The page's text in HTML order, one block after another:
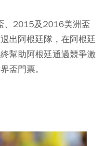
、2015及2016美洲盃
出阿根廷隊，在阿根廷
幫助阿根廷通過競爭激
盃門票。